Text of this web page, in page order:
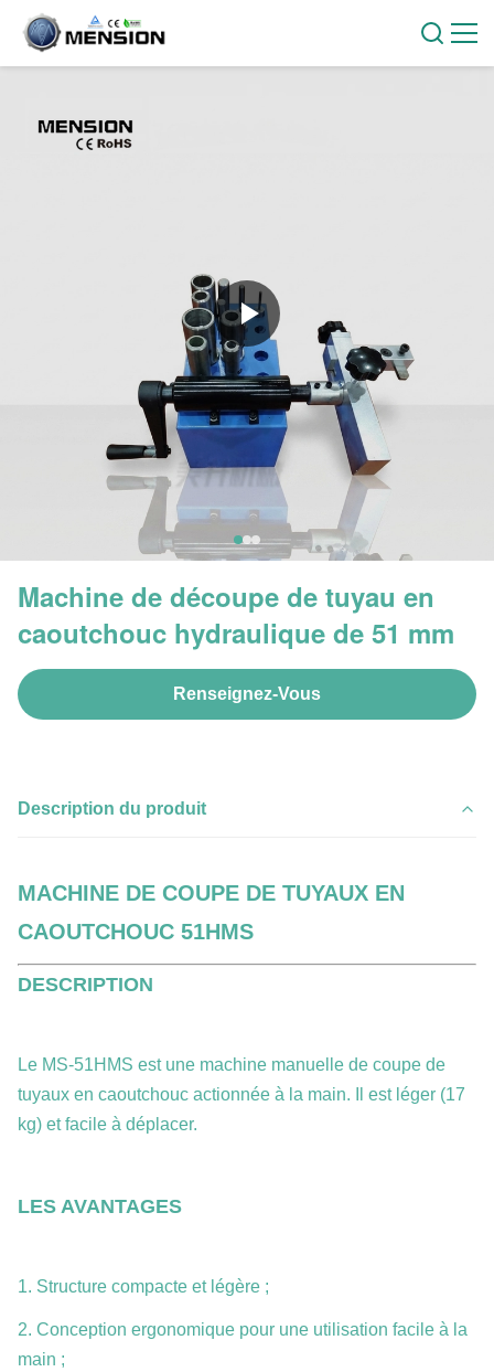
Machine de découpe de tuyau en
caoutchouc hydraulique de 51 mm
Renseignez-Vous
Description du produit
MACHINE DE COUPE DE TUYAUX EN
CAOUTCHOUC 51HMS
DESCRIPTION
Le MS-51HMS est une machine manuelle de coupe de
tuyaux en caoutchouc actionnée à la main. Il est léger (17
kg) et facile à déplacer.
LES AVANTAGES
1. Structure compacte et légère ;
2. Conception ergonomique pour une utilisation facile à la
main ;